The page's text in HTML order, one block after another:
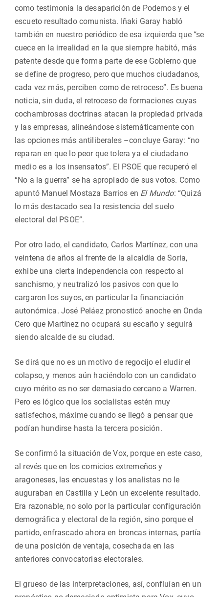
como testimonia la desaparición de Podemos y el
escueto resultado comunista. Iñaki Garay habló
también en nuestro periódico de esa izquierda que “se
cuece en la irrealidad en la que siempre habitó, más
patente desde que forma parte de ese Gobierno que
se define de progreso, pero que muchos ciudadanos,
cada vez más, perciben como de retroceso”. Es buena
noticia, sin duda, el retroceso de formaciones cuyas
cochambrosas doctrinas atacan la propiedad privada
y las empresas, alineándose sistemáticamente con
las opciones más antiliberales –concluye Garay: “no
reparan en que lo peor que tolera ya el ciudadano
medio es a los insensatos”. El PSOE que recuperó el
“No a la guerra” se ha apropiado de sus votos. Como
apuntó Manuel Mostaza Barrios en El Mundo: “Quizá
lo más destacado sea la resistencia del suelo
electoral del PSOE”.
Por otro lado, el candidato, Carlos Martínez, con una
veintena de años al frente de la alcaldía de Soria,
exhibe una cierta independencia con respecto al
sanchismo, y neutralizó los pasivos con que lo
cargaron los suyos, en particular la financiación
autonómica. José Peláez pronosticó anoche en Onda
Cero que Martínez no ocupará su escaño y seguirá
siendo alcalde de su ciudad.
Se dirá que no es un motivo de regocijo el eludir el
colapso, y menos aún haciéndolo con un candidato
cuyo mérito es no ser demasiado cercano a Warren.
Pero es lógico que los socialistas estén muy
satisfechos, máxime cuando se llegó a pensar que
podían hundirse hasta la tercera posición.
Se confirmó la situación de Vox, porque en este caso,
al revés que en los comicios extremeños y
aragoneses, las encuestas y los analistas no le
auguraban en Castilla y León un excelente resultado.
Era razonable, no solo por la particular configuración
demográfica y electoral de la región, sino porque el
partido, enfrascado ahora en broncas internas, partía
de una posición de ventaja, cosechada en las
anteriores convocatorias electorales.
El grueso de las interpretaciones, así, confluían en un